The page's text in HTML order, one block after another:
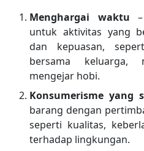
Menghargai waktu
untuk aktivitas yang
dan kepuasan,
bersama keluarga,
mengejar hobi.
Konsumerisme yang
barang dengan
seperti kualitas,
terhadap lingkungan.